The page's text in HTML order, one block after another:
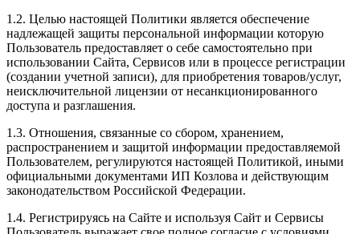
1.2. Целью настоящей Политики является обеспечение
надлежащей защиты персональной информации которую
Пользователь предоставляет о себе самостоятельно при
использовании Сайта, Сервисов или в процессе регистрации
(создании учетной записи), для приобретения товаров/услуг,
неисключительной лицензии от несанкционированного
доступа и разглашения.
1.3. Отношения, связанные со сбором, хранением,
распространением и защитой информации предоставляемой
Пользователем, регулируются настоящей Политикой, иными
официальными документами ИП Козловa и действующим
законодательством Российской Федерации.
1.4. Регистрируясь на Сайте и используя Сайт и Сервисы